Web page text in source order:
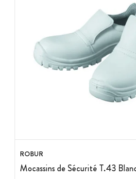
ROBUR
Mocassins de Sécurité T.43